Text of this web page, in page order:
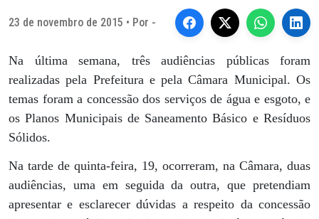
23 de novembro de 2015 • Por -
Na última semana, três audiências públicas foram
realizadas pela Prefeitura e pela Câmara Municipal. Os
temas foram a concessão dos serviços de água e esgoto, e
os Planos Municipais de Saneamento Básico e Resíduos
Sólidos.
Na tarde de quinta-feira, 19, ocorreram, na Câmara, duas
audiências, uma em seguida da outra, que pretendiam
apresentar e esclarecer dúvidas a respeito da concessão